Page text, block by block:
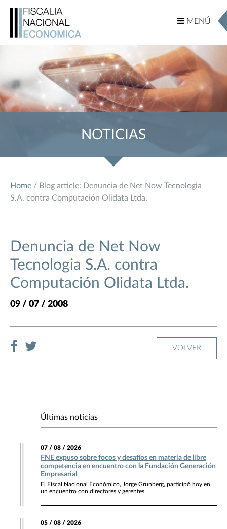
MENÚ
MENÚ
NOTICIAS
Home / Blog article: Denuncia de Net Now Tecnologia
S.A. contra Computación Olidata Ltda.
Denuncia de Net Now
Tecnologia S.A. contra
Computación Olidata Ltda.
09 / 07 / 2008
VOLVER
Últimas noticias
07 / 08 / 2026
FNE expuso sobre focos y desafíos en materia de libre
competencia en encuentro con la Fundación Generación
Empresarial
El Fiscal Nacional Económico, Jorge Grunberg, participó hoy en
un encuentro con directores y gerentes
05 / 08 / 2026